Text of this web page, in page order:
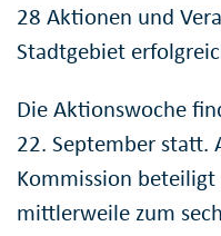
28 Aktionen und
Stadtgebiet
Die Aktionswoche
22. September statt.
Kommission beteiligt
mittlerweile zum